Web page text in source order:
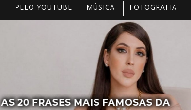
PELO YOUTUBE MÚSICA FOTOGRAFIA
4 LUGARES PARA CURTIR O AR